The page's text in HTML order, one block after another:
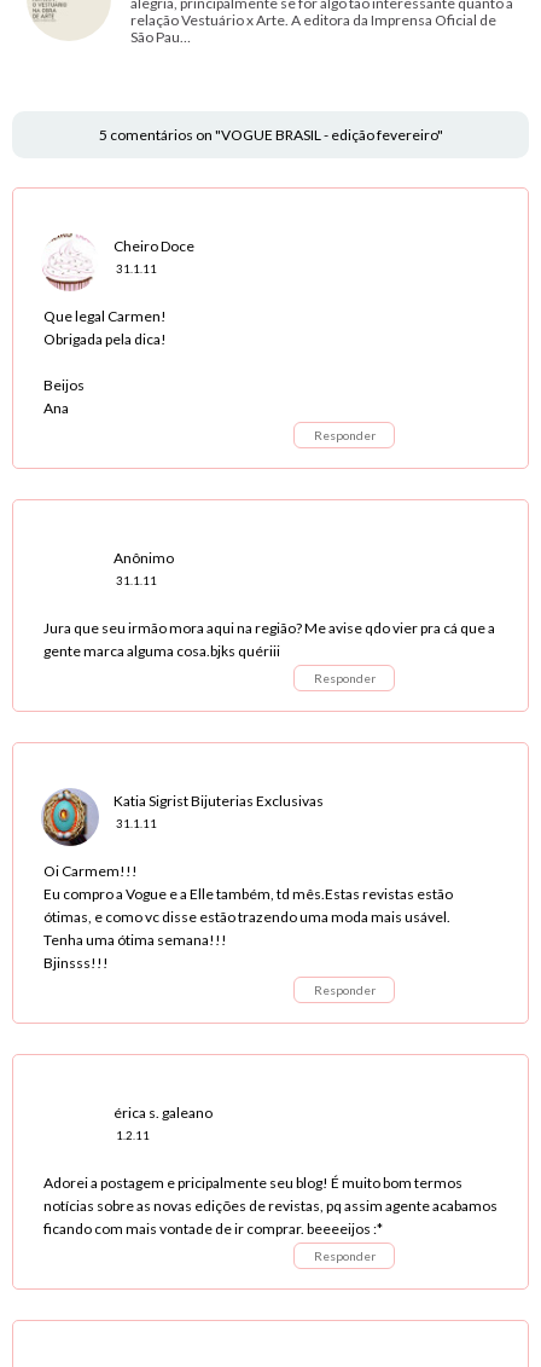
relação Vestuário x Arte. A editora da Imprensa Oficial de
São Pau…
5 comentários on "VOGUE BRASIL - edição fevereiro"
Cheiro Doce
31.1.11
Que legal Carmen!
Obrigada pela dica!
Beijos
Ana
Responder
Anônimo
31.1.11
Jura que seu irmão mora aqui na região? Me avise qdo vier pra cá que a
gente marca alguma cosa.bjks quériii
Responder
Katia Sigrist Bijuterias Exclusivas
31.1.11
Oi Carmem!!!
Eu compro a Vogue e a Elle também, td mês.Estas revistas estão
ótimas, e como vc disse estão trazendo uma moda mais usável.
Tenha uma ótima semana!!!
Bjinsss!!!
Responder
érica s. galeano
1.2.11
Adorei a postagem e pricipalmente seu blog! É muito bom termos
notícias sobre as novas edições de revistas, pq assim agente acabamos
ficando com mais vontade de ir comprar. beeeeijos :*
Responder